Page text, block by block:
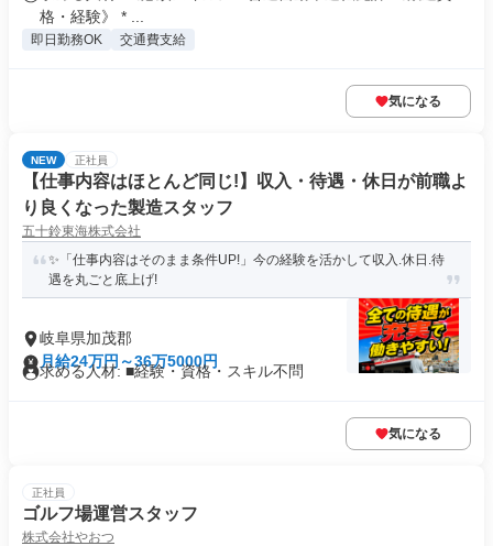
格・経験》 * ...
即日勤務OK 交通費支給
気になる
NEW 正社員
【仕事内容はほとんど同じ!】収入・待遇・休日が前職よ
り良くなった製造スタッフ
五十鈴東海株式会社
✨「仕事内容はそのまま条件UP!」今の経験を活かして収入.休日.待
遇を丸ごと底上げ!
岐阜県加茂郡
月給24万円～36万5000円
求める人材: ■経験・資格・スキル不問
気になる
正社員
ゴルフ場運営スタッフ
株式会社やおつ